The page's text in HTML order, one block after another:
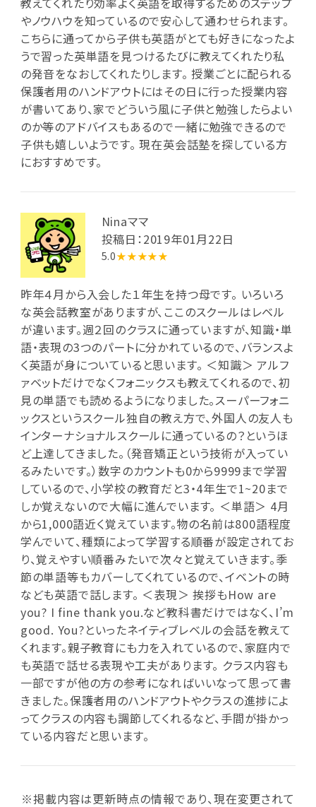
やノウハウを知っているので安心して通わせられます。
こちらに通ってから子供も英語がとても好きになったよ
うで習った英単語を見つけるたびに教えてくれたり私
の発音をなおしてくれたりします。 授業ごとに配られる
保護者用のハンドアウトにはその日に行った授業内容
が書いてあり、家でどういう風に子供と勉強したらよい
のか等のアドバイスもあるので一緒に勉強できるので
子供も嬉しいようです。 現在英会話塾を探している方
におすすめです。
Ninaママ
投稿日：2019年01月22日
5.0★★★★★
昨年４月から入会した１年生を持つ母です。 いろいろ
な英会話教室がありますが、ここのスクールはレベル
が違います。週２回のクラスに通っていますが、知識・単
語・表現の3つのパートに分かれているので、バランスよ
く英語が身についていると思います。 ＜知識＞ アルフ
ァベットだけでなくフォニックスも教えてくれるので、初
見の単語でも読めるようになりました。スーパーフォニ
ックスというスクール独自の教え方で、外国人の友人も
インターナショナルスクールに通っているの？というほ
ど上達してきました。（発音矯正という技術が入ってい
るみたいです。）数字のカウントも0から9999まで学習
しているので、小学校の教育だと3・4年生で1~20まで
しか覚えないので大幅に進んでいます。 ＜単語＞ 4月
から1,000語近く覚えています。物の名前は800語程度
学んでいて、種類によって学習する順番が設定されてお
り、覚えやすい順番みたいで次々と覚えていきます。季
節の単語等もカバーしてくれているので、イベントの時
なども英語で話します。 ＜表現＞ 挨拶もHow are
you? I fine thank you.など教科書だけではなく、I’m
good. You?といったネイティブレベルの会話を教えて
くれます。親子教育にも力を入れているので、家庭内で
も英語で話せる表現や工夫があります。 クラス内容も
一部ですが他の方の参考になればいいなって思って書
きました。保護者用のハンドアウトやクラスの進捗によ
ってクラスの内容も調節してくれるなど、手間が掛かっ
ている内容だと思います。
※掲載内容は更新時点の情報であり、現在変更されて